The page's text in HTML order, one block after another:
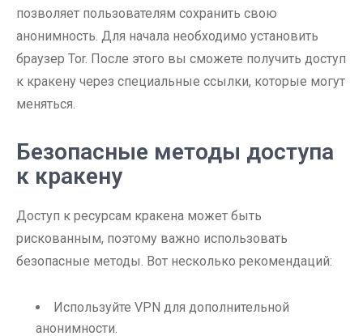
позволяет пользователям сохранить свою
анонимность. Для начала необходимо установить
браузер Tor. После этого вы сможете получить доступ
к кракену через специальные ссылки, которые могут
меняться.
Безопасные методы доступа
к кракену
Доступ к ресурсам кракена может быть
рискованным, поэтому важно использовать
безопасные методы. Вот несколько рекомендаций:
Используйте VPN для дополнительной
анонимности.